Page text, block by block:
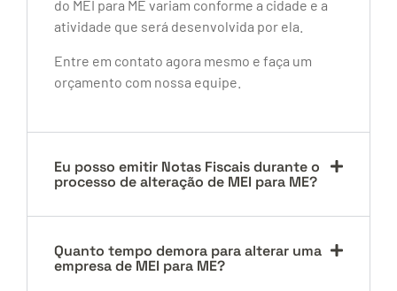
do MEI para ME variam conforme a cidade e a
atividade que será desenvolvida por ela.
Entre em contato agora mesmo e faça um
orçamento com nossa equipe.
Eu posso emitir Notas Fiscais durante o
processo de alteração de MEI para ME?
Quanto tempo demora para alterar uma
empresa de MEI para ME?